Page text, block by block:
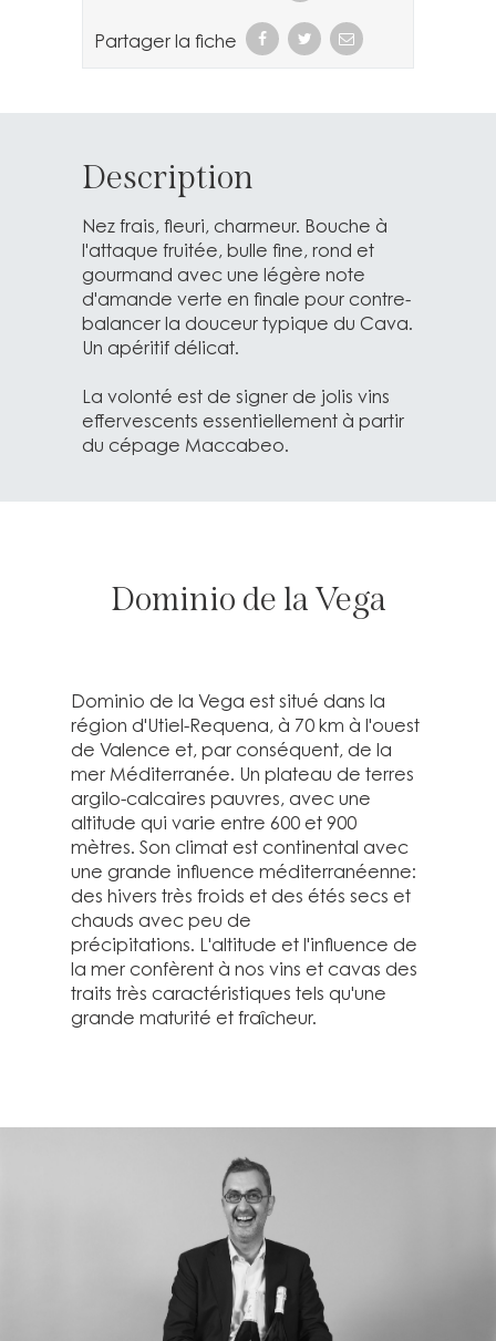
Partager la fiche
Description
Nez frais, fleuri, charmeur. Bouche à
l'attaque fruitée, bulle fine, rond et
gourmand avec une légère note
d'amande verte en finale pour contre-
balancer la douceur typique du Cava.
Un apéritif délicat.
La volonté est de signer de jolis vins
effervescents essentiellement à partir
du cépage Maccabeo.
Dominio de la Vega
Dominio de la Vega est situé dans la
région d'Utiel-Requena, à 70 km à l'ouest
de Valence et, par conséquent, de la
mer Méditerranée. Un plateau de terres
argilo-calcaires pauvres, avec une
altitude qui varie entre 600 et 900
mètres. Son climat est continental avec
une grande influence méditerranéenne:
des hivers très froids et des étés secs et
chauds avec peu de
précipitations. L'altitude et l'influence de
la mer confèrent à nos vins et cavas des
traits très caractéristiques tels qu'une
grande maturité et fraîcheur.